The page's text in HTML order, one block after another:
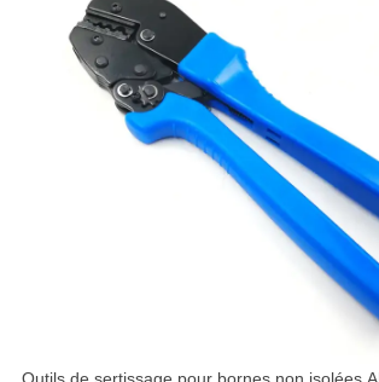
Outils de sertissage pour bornes non isolées